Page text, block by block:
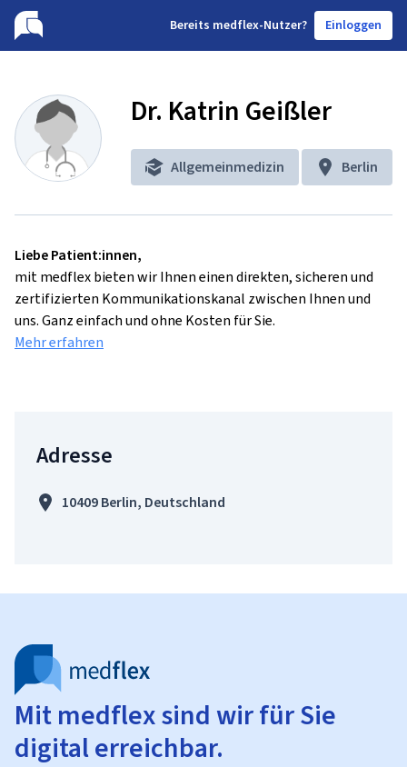
Bereits medflex-Nutzer? Einloggen
Dr. Katrin Geißler
Allgemeinmedizin Berlin
Liebe Patient:innen,
mit medflex bieten wir Ihnen einen direkten, sicheren und
zertifizierten Kommunikationskanal zwischen Ihnen und
uns. Ganz einfach und ohne Kosten für Sie.
Mehr erfahren
Adresse
10409 Berlin, Deutschland
Mit medflex sind wir für Sie
digital erreichbar.